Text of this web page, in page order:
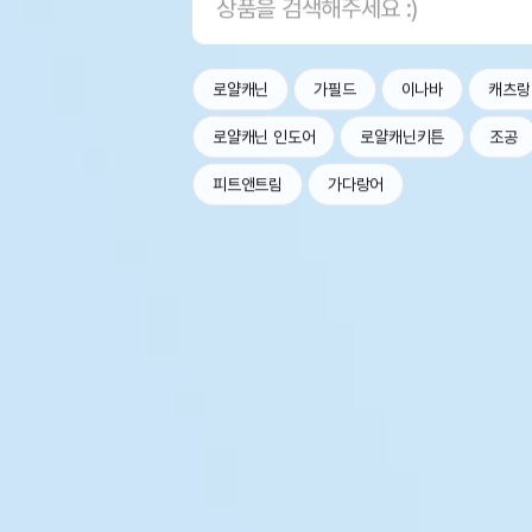
로얄캐닌 가필드 이나바 캐츠랑
로얄캐닌 인도어 로얄캐닌키튼 조공
피트앤트림 가다랑어